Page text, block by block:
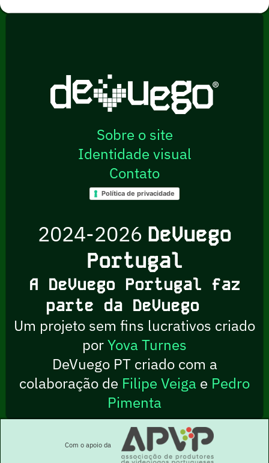
Sobre o site
Identidade visual
Contato
Política de privacidade
2024-2026 DeVuego
Portugal
A DeVuego Portugal faz
parte da DeVuego
Um projeto sem fins lucrativos criado
porYova Turnes
DeVuego PT criado com a
colaboração de Filipe Veiga e Pedro
Pimenta
Com o apoio da